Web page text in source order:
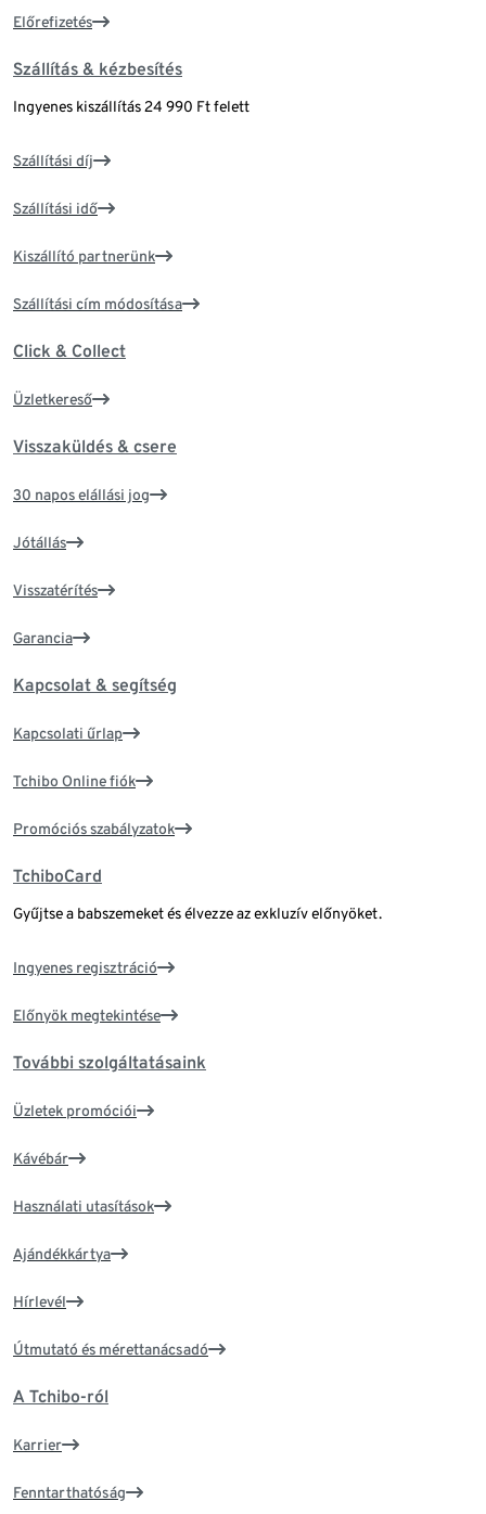
Előrefizetés
Szállítás & kézbesítés
Ingyenes kiszállítás 24 990 Ft felett
Szállítási díj
Szállítási idő
Kiszállító partnerünk
Szállítási cím módosítása
Click & Collect
Üzletkereső
Visszaküldés & csere
30 napos elállási jog
Jótállás
Visszatérítés
Garancia
Kapcsolat & segítség
Kapcsolati űrlap
Tchibo Online fiók
Promóciós szabályzatok
TchiboCard
Gyűjtse a babszemeket és élvezze az exkluzív előnyöket.
Ingyenes regisztráció
Előnyök megtekintése
További szolgáltatásaink
Üzletek promóciói
Kávébár
Használati utasítások
Ajándékkártya
Hírlevél
Útmutató és mérettanácsadó
A Tchibo-ról
Karrier
Fenntarthatóság